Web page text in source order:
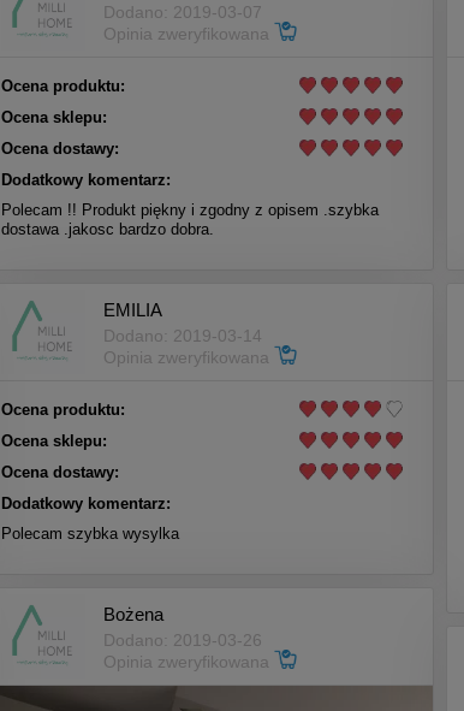
Dodano: 2019-03-07
Opinia zweryfikowana
Ocena produktu:
Ocena sklepu:
Ocena dostawy:
Dodatkowy komentarz:
Polecam !! Produkt piękny i zgodny z opisem .szybka
dostawa .jakosc bardzo dobra.
EMILIA
Dodano: 2019-03-14
Opinia zweryfikowana
Ocena produktu:
Ocena sklepu:
Ocena dostawy:
Dodatkowy komentarz:
Polecam szybka wysylka
Bożena
Dodano: 2019-03-26
Opinia zweryfikowana